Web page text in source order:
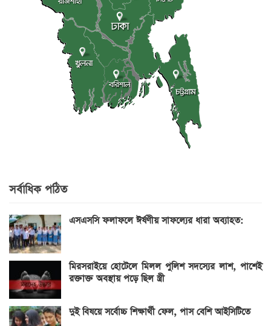
সর্বাধিক পঠিত
এসএসসি ফলাফলে ঈর্ষণীয় সাফল্যের ধারা অব্যাহত:
মিরসরাইয়ে হোটেলে মিলল পুলিশ সদস্যের লাশ, পাশেই
রক্তাক্ত অবস্থায় পড়ে ছিল স্ত্রী
দুই বিষয়ে সর্বোচ্চ শিক্ষার্থী ফেল, পাস বেশি আইসিটিতে